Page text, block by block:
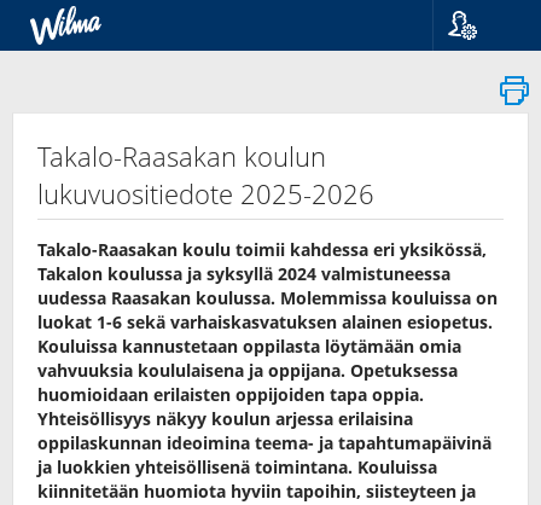
Suomi
Svenska
Takalo-Raasakan koulun
lukuvuositiedote 2025-2026
Takalo-Raasakan koulu toimii kahdessa eri yksikössä,
Takalon koulussa ja syksyllä 2024 valmistuneessa
uudessa Raasakan koulussa. Molemmissa kouluissa on
luokat 1-6 sekä varhaiskasvatuksen alainen esiopetus.
Kouluissa kannustetaan oppilasta löytämään omia
vahvuuksia koululaisena ja oppijana. Opetuksessa
huomioidaan erilaisten oppijoiden tapa oppia.
Yhteisöllisyys näkyy koulun arjessa erilaisina
oppilaskunnan ideoimina teema- ja tapahtumapäivinä
ja luokkien yhteisöllisenä toimintana. Kouluissa
kiinnitetään huomiota hyviin tapoihin, siisteyteen ja